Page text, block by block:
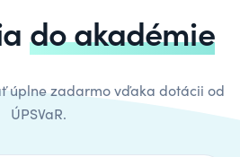
do akadémie
úplne zadarmo vďaka dotácii od
ÚPSVaR.